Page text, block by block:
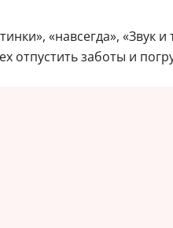
«навсегда»,
отпустить заботы и